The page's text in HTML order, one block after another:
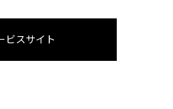
ビスサイト